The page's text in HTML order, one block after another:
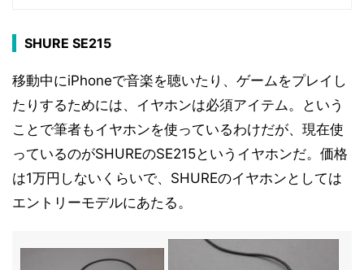
SHURE SE215
移動中にiPhoneで音楽を聴いたり、ゲームをプレイし
たりするためには、イヤホンは必須アイテム。という
ことで筆者もイヤホンを使っているわけだが、現在使
っているのがSHUREのSE215というイヤホンだ。価格
は1万円しないくらいで、SHUREのイヤホンとしては
エントリーモデルにあたる。